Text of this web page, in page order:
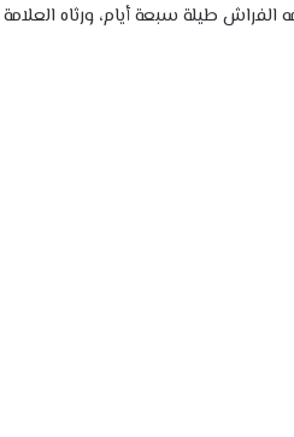
الأربعاء 8 صفر عام 1316هـ بعد مرض ألزمه الفراش طيلة سبعة